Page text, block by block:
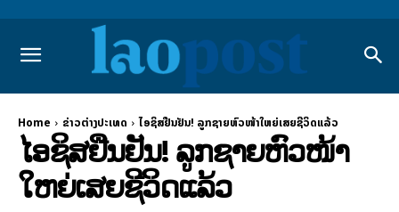
Home ຂ່າວຕ່າງປະເທດ ໄອຊິສຢືນຢັນ! ລູກຊາຍຫົວໜ້າໃຫຍ່ເສຍຊີວິດແລ້ວ
ໄອຊິສຢືນຢັນ! ລູກຊາຍຫົວໜ້າ
ໃຫຍ່ເສຍຊີວິດແລ້ວ